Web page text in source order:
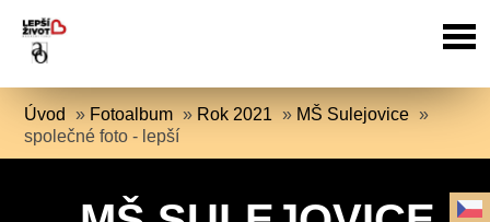
Úvod » Fotoalbum » Rok 2021 » MŠ Sulejovice »
společné foto - lepší